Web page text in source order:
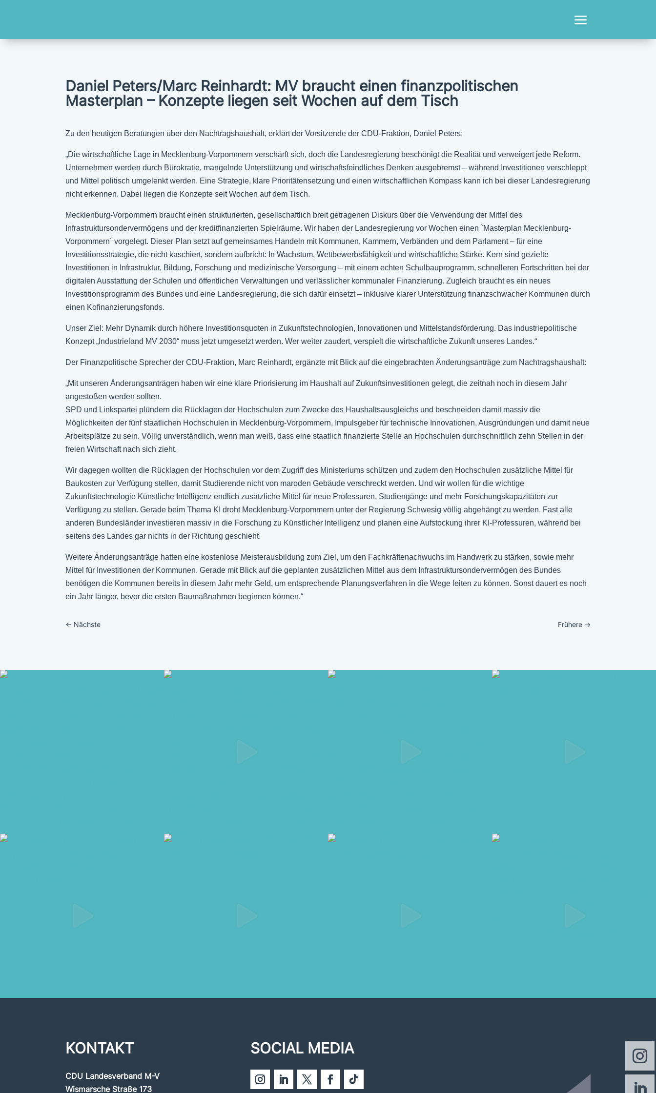
Daniel Peters/Marc Reinhardt: MV braucht einen finanzpolitischen
Masterplan – Konzepte liegen seit Wochen auf dem Tisch
Zu den heutigen Beratungen über den Nachtragshaushalt, erklärt der Vorsitzende der CDU-Fraktion, Daniel Peters:
„Die wirtschaftliche Lage in Mecklenburg-Vorpommern verschärft sich, doch die Landesregierung beschönigt die Realität und verweigert jede Reform.
Unternehmen werden durch Bürokratie, mangelnde Unterstützung und wirtschaftsfeindliches Denken ausgebremst – während Investitionen verschleppt
und Mittel politisch umgelenkt werden. Eine Strategie, klare Prioritätensetzung und einen wirtschaftlichen Kompass kann ich bei dieser Landesregierung
nicht erkennen. Dabei liegen die Konzepte seit Wochen auf dem Tisch.
Mecklenburg-Vorpommern braucht einen strukturierten, gesellschaftlich breit getragenen Diskurs über die Verwendung der Mittel des
Infrastruktursondervermögens und der kreditfinanzierten Spielräume. Wir haben der Landesregierung vor Wochen einen `Masterplan Mecklenburg-
Vorpommern´ vorgelegt. Dieser Plan setzt auf gemeinsames Handeln mit Kommunen, Kammern, Verbänden und dem Parlament – für eine
Investitionsstrategie, die nicht kaschiert, sondern aufbricht: In Wachstum, Wettbewerbsfähigkeit und wirtschaftliche Stärke. Kern sind gezielte
Investitionen in Infrastruktur, Bildung, Forschung und medizinische Versorgung – mit einem echten Schulbauprogramm, schnelleren Fortschritten bei der
digitalen Ausstattung der Schulen und öffentlichen Verwaltungen und verlässlicher kommunaler Finanzierung. Zugleich braucht es ein neues
Investitionsprogramm des Bundes und eine Landesregierung, die sich dafür einsetzt – inklusive klarer Unterstützung finanzschwacher Kommunen durch
einen Kofinanzierungsfonds.
Unser Ziel: Mehr Dynamik durch höhere Investitionsquoten in Zukunftstechnologien, Innovationen und Mittelstandsförderung. Das industriepolitische
Konzept „Industrieland MV 2030“ muss jetzt umgesetzt werden. Wer weiter zaudert, verspielt die wirtschaftliche Zukunft unseres Landes.“
Der Finanzpolitische Sprecher der CDU-Fraktion, Marc Reinhardt, ergänzte mit Blick auf die eingebrachten Änderungsanträge zum Nachtragshaushalt:
„Mit unseren Änderungsanträgen haben wir eine klare Priorisierung im Haushalt auf Zukunftsinvestitionen gelegt, die zeitnah noch in diesem Jahr
angestoßen werden sollten.
SPD und Linkspartei plündern die Rücklagen der Hochschulen zum Zwecke des Haushaltsausgleichs und beschneiden damit massiv die
Möglichkeiten der fünf staatlichen Hochschulen in Mecklenburg-Vorpommern, Impulsgeber für technische Innovationen, Ausgründungen und damit neue
Arbeitsplätze zu sein. Völlig unverständlich, wenn man weiß, dass eine staatlich finanzierte Stelle an Hochschulen durchschnittlich zehn Stellen in der
freien Wirtschaft nach sich zieht.
Wir dagegen wollten die Rücklagen der Hochschulen vor dem Zugriff des Ministeriums schützen und zudem den Hochschulen zusätzliche Mittel für
Baukosten zur Verfügung stellen, damit Studierende nicht von maroden Gebäude verschreckt werden. Und wir wollen für die wichtige
Zukunftstechnologie Künstliche Intelligenz endlich zusätzliche Mittel für neue Professuren, Studiengänge und mehr Forschungskapazitäten zur
Verfügung zu stellen. Gerade beim Thema KI droht Mecklenburg-Vorpommern unter der Regierung Schwesig völlig abgehängt zu werden. Fast alle
anderen Bundesländer investieren massiv in die Forschung zu Künstlicher Intelligenz und planen eine Aufstockung ihrer KI-Professuren, während bei
seitens des Landes gar nichts in der Richtung geschieht.
Weitere Änderungsanträge hatten eine kostenlose Meisterausbildung zum Ziel, um den Fachkräftenachwuchs im Handwerk zu stärken, sowie mehr
Mittel für Investitionen der Kommunen. Gerade mit Blick auf die geplanten zusätzlichen Mittel aus dem Infrastruktursondervermögen des Bundes
benötigen die Kommunen bereits in diesem Jahr mehr Geld, um entsprechende Planungsverfahren in die Wege leiten zu können. Sonst dauert es noch
ein Jahr länger, bevor die ersten Baumaßnahmen beginnen können.“
← Nächste Frühere→
KONTAKT
CDU Landesverband M-V
Wismarsche Straße 173
SOCIAL MEDIA